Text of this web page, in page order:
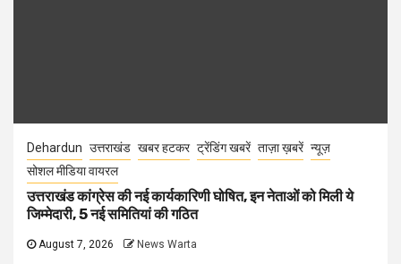
Dehardun उत्तराखंड खबर हटकर ट्रेंडिंग खबरें ताज़ा ख़बरें न्यूज़
सोशल मीडिया वायरल
उत्तराखंड कांग्रेस की नई कार्यकारिणी घोषित, इन नेताओं को मिली ये
जिम्मेदारी, 5 नई समितियां की गठित
August 7, 2026 News Warta